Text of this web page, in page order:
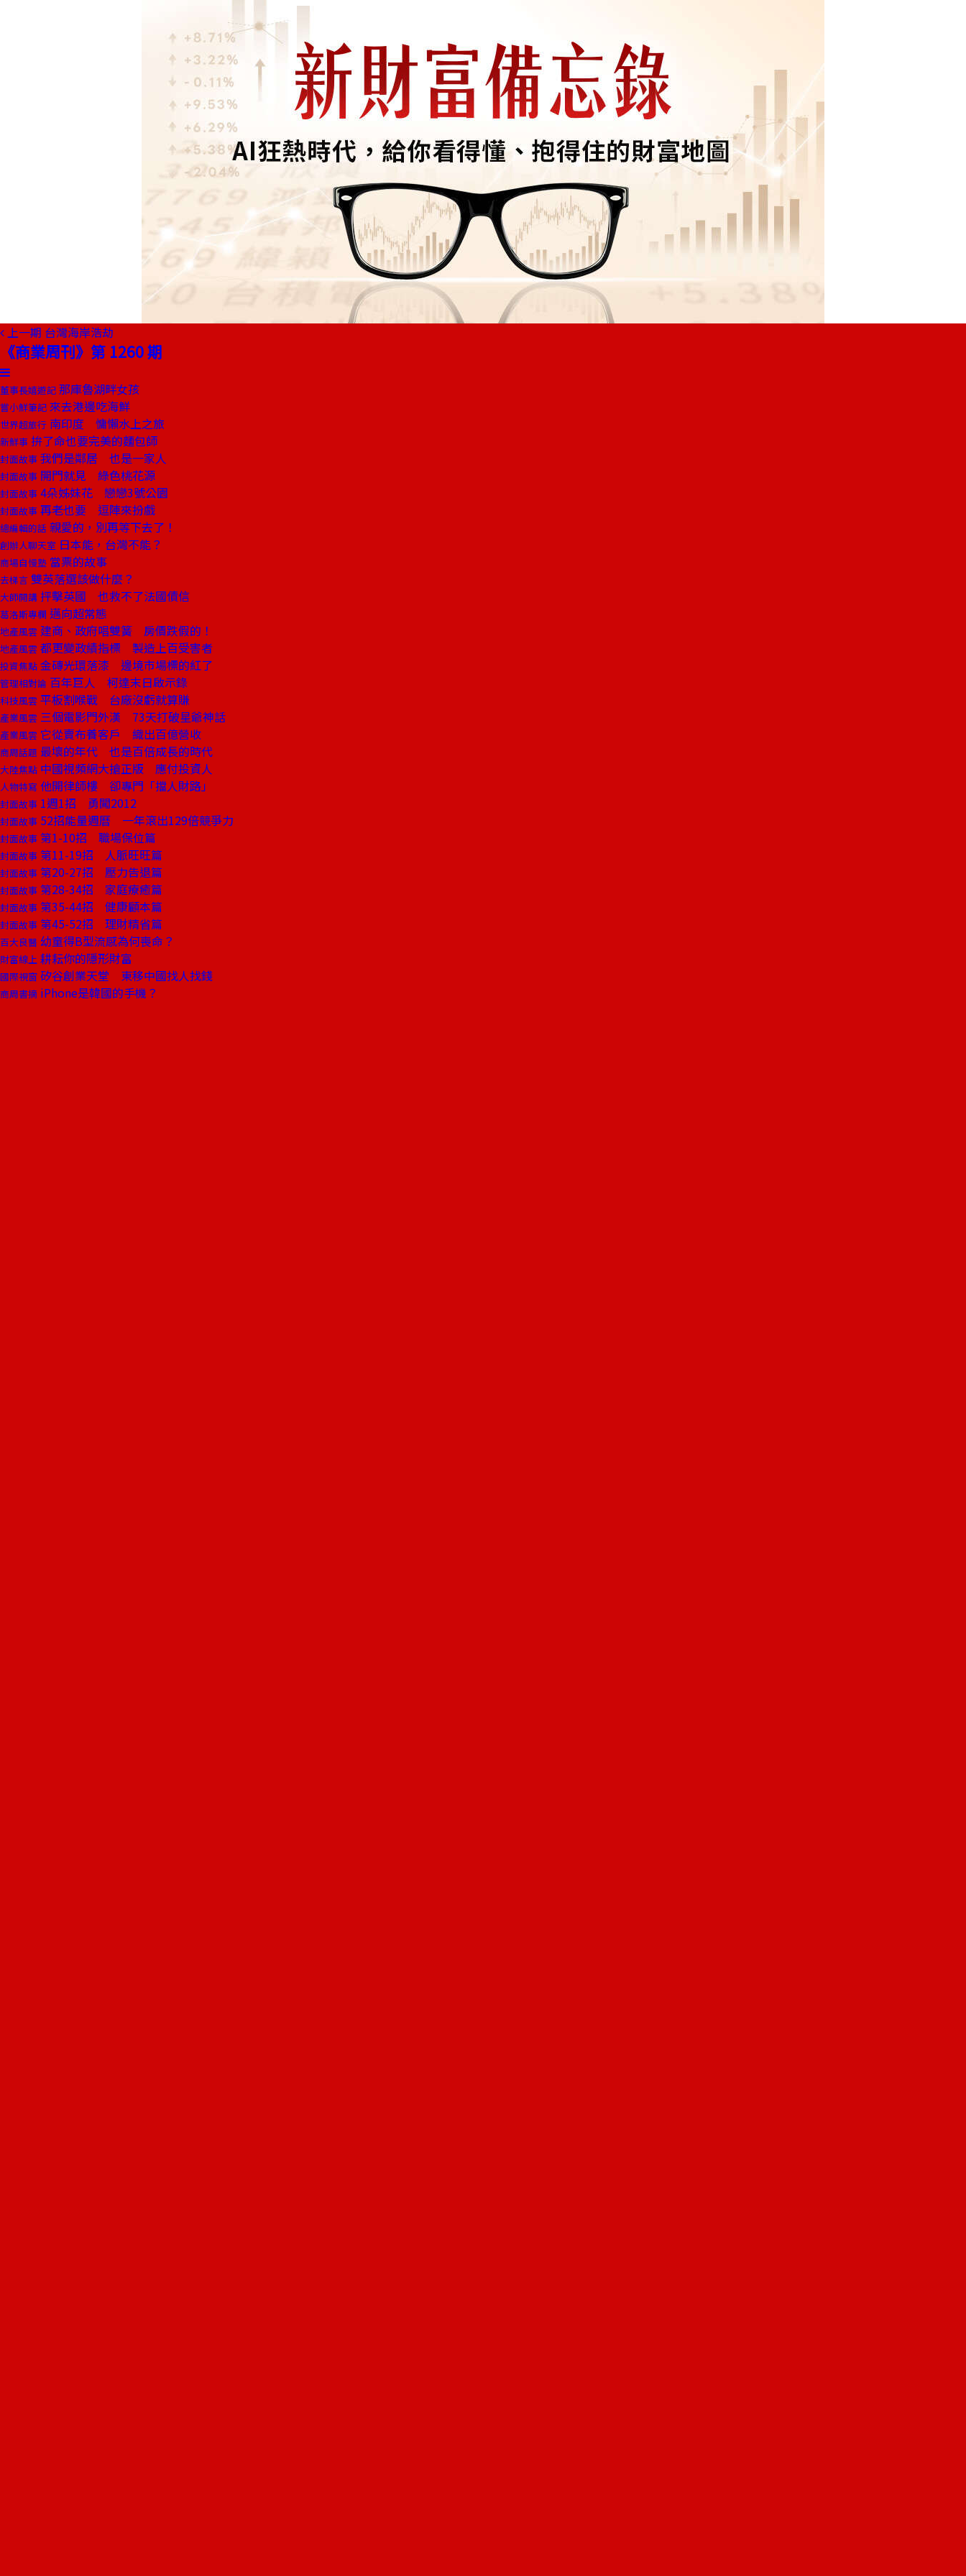
上一期 台灣海岸浩劫
《商業周刊》第 1260 期
董事長嬉遊記 那庫魯湖畔女孩
嘗小鮮筆記 來去港邊吃海鮮
世界超旅行 南印度 慵懶水上之旅
新鮮事 拚了命也要完美的麵包師
封面故事 我們是鄰居 也是一家人
封面故事 開門就見 綠色桃花源
封面故事 4朵姊妹花 戀戀3號公園
封面故事 再老也要 逗陣來扮戲
總編輯的話 親愛的，別再等下去了！
創辦人聊天室 日本能，台灣不能？
商場自慢塾 當票的故事
去梯言 雙英落選該做什麼？
大師開講 抨擊英國 也救不了法國債信
葛洛斯專欄 邁向超常態
地產風雲 建商、政府唱雙簧 房價跌假的！
地產風雲 都更變政績指標 製造上百受害者
投資焦點 金磚光環落漆 邊境市場標的紅了
管理相對論 百年巨人 柯達末日啟示錄
科技風雲 平板割喉戰 台廠沒虧就算賺
產業風雲 三個電影門外漢 73天打破星爺神話
產業風雲 它從賣布養客戶 織出百億營收
商周話題 最壞的年代 也是百倍成長的時代
大陸焦點 中國視頻網大搶正版 應付投資人
人物特寫 他開律師樓 卻專門「擋人財路」
封面故事 1週1招 勇闖2012
封面故事 52招能量週曆 一年滾出129倍競爭力
封面故事 第1-10招 職場保位篇
封面故事 第11-19招 人脈旺旺篇
封面故事 第20-27招 壓力告退篇
封面故事 第28-34招 家庭療癒篇
封面故事 第35-44招 健康顧本篇
封面故事 第45-52招 理財精省篇
百大良醫 幼童得B型流感為何喪命？
財富線上 耕耘你的隱形財富
國際視窗 矽谷創業天堂 東移中國找人找錢
商周書摘 iPhone是韓國的手機？